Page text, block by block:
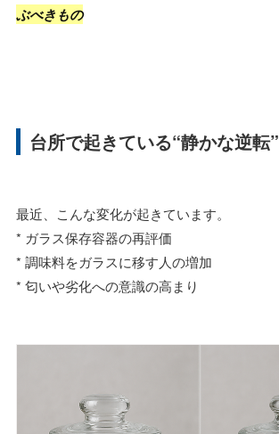
ぶべきもの
台所で起きている“静かな逆転”
最近、こんな変化が起きています。
* ガラス保存容器の再評価
* 調味料をガラスに移す人の増加
* 匂いや劣化への意識の高まり